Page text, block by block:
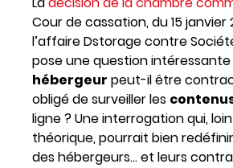
Cour de cassation, du 15 janvier
l’affaire Dstorage contre
pose une question intéressante
hébergeur peut-il être
obligé de surveiller les
ligne ? Une interrogation qui,
théorique, pourrait bien
des hébergeurs… et leurs